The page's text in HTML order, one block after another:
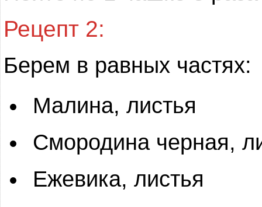
Рецепт 2:
Берем в равных частях:
Малина, листья
Смородина черная,
Ежевика, листья